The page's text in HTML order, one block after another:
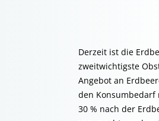
Derzeit ist die
zweitwichtigste
Angebot an
den Konsumbedarf
30 % nach der